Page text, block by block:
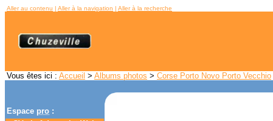
Aller au contenu | Aller à la navigation | Aller à la recherche
Vous êtes ici : Accueil > Albums photos > Corse Porto Novo Porto Vecchio
Espace pro :